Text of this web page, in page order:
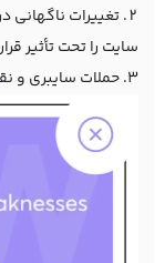
تغییرات
سایت را تحت تأثیر
حملات سایبری و